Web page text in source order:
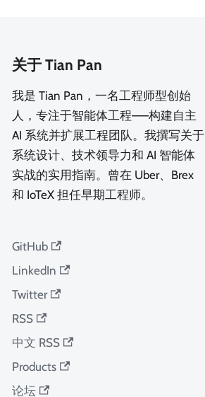
关于 Tian Pan
我是 Tian Pan，一名工程师型创始
人，专注于智能体工程——构建自主
AI 系统并扩展工程团队。我撰写关于
系统设计、技术领导力和 AI 智能体
实战的实用指南。曾在 Uber、Brex
和 IoTeX 担任早期工程师。
GitHub
LinkedIn
Twitter
RSS
中文 RSS
Products
论坛